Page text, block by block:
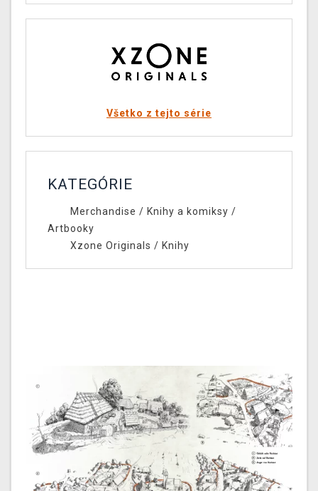
Všetko z tejto série
KATEGÓRIE
Merchandise / Knihy a komiksy /
Artbooky
Xzone Originals / Knihy